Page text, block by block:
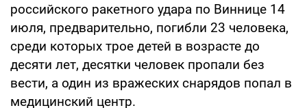
российского ракетного удара по Виннице 14
июля, предварительно, погибли 23 человека,
среди которых трое детей в возрасте до
десяти лет, десятки человек пропали без
вести, а один из вражеских снарядов попал в
медицинский центр.